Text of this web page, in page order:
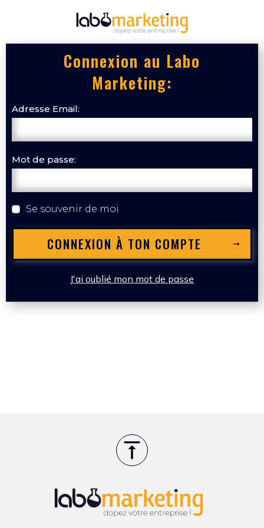
Connexion au Labo
Marketing:
Adresse Email:
Mot de passe:
Se souvenir de moi
CONNEXION À TON COMPTE
J'ai oublié mon mot de passe